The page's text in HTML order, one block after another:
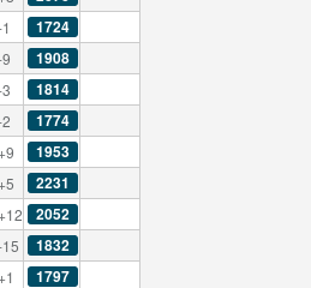
1724
1908
1814
1774
+9 1953
+5 2231
+12 2052
1832
+1 1797